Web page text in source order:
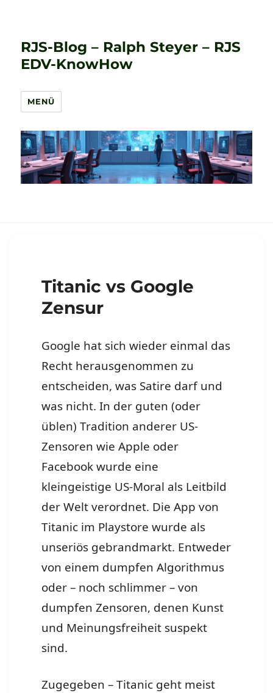
RJS-Blog – Ralph Steyer – RJS
EDV-KnowHow
MENÜ
Titanic vs Google
Zensur
Google hat sich wieder einmal das
Recht herausgenommen zu
entscheiden, was Satire darf und
was nicht. In der guten (oder
üblen) Tradition anderer US-
Zensoren wie Apple oder
Facebook wurde eine
kleingeistige US-Moral als Leitbild
der Welt verordnet. Die App von
Titanic im Playstore wurde als
unseriös gebrandmarkt. Entweder
von einem dumpfen Algorithmus
oder – noch schlimmer – von
dumpfen Zensoren, denen Kunst
und Meinungsfreiheit suspekt
sind.
Zugegeben – Titanic geht meist